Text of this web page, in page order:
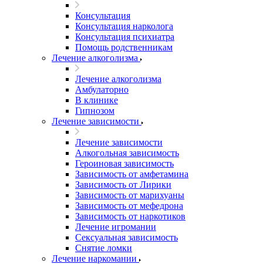
Консультация
Консультация нарколога
Консультация психиатра
Помощь родственникам
Лечение алкоголизма
Лечение алкоголизма
Амбулаторно
В клинике
Гипнозом
Лечение зависимости
Лечение зависимости
Алкогольная зависимость
Героиновая зависимость
Зависимость от амфетамина
Зависимость от Лирики
Зависимость от марихуаны
Зависимость от мефедрона
Зависимость от наркотиков
Лечение игромании
Сексуальная зависимость
Снятие ломки
Лечение наркомании